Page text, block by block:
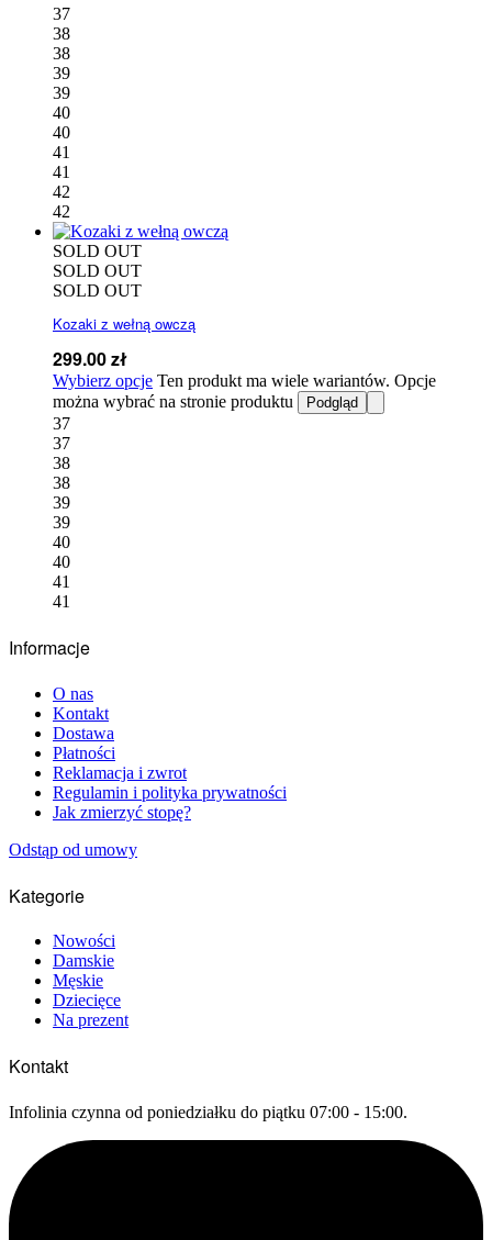
37
38
38
39
39
40
40
41
41
42
42
SOLD OUT
SOLD OUT
SOLD OUT
Kozaki z wełną owczą
299.00zł
Wybierz opcje Ten produkt ma wiele wariantów. Opcje
można wybrać na stronie produktu
Podgląd
37
37
38
38
39
39
40
40
41
41
Informacje
O nas
Kontakt
Dostawa
Płatności
Reklamacja i zwrot
Regulamin i polityka prywatności
Jak zmierzyć stopę?
Odstąp od umowy
Kategorie
Nowości
Damskie
Męskie
Dziecięce
Na prezent
Kontakt
Infolinia czynna od poniedziałku do piątku 07:00 - 15:00.